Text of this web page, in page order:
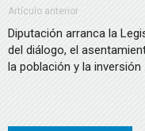
Artículo anterior
Diputación arranca la
del diálogo, el
la población y la inversión